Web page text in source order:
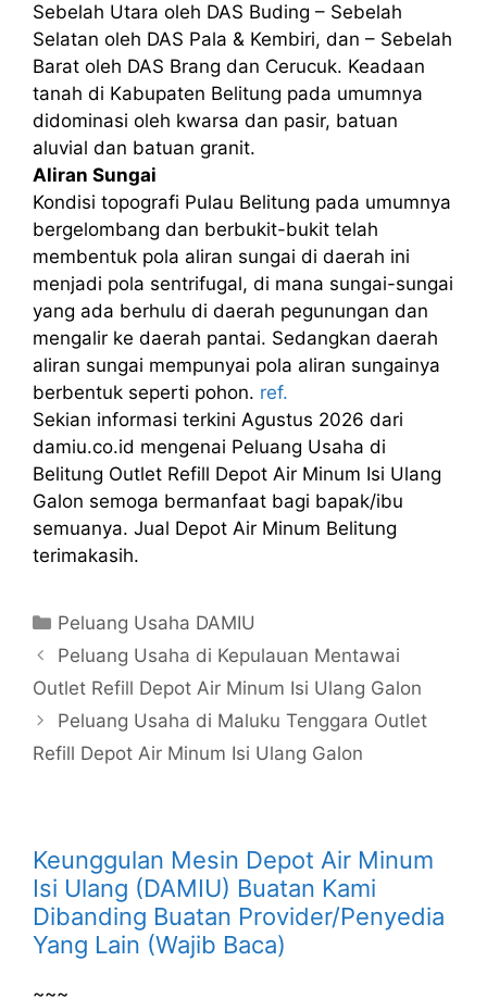
Sebelah Utara oleh DAS Buding – Sebelah
Selatan oleh DAS Pala & Kembiri, dan – Sebelah
Barat oleh DAS Brang dan Cerucuk. Keadaan
tanah di Kabupaten Belitung pada umumnya
didominasi oleh kwarsa dan pasir, batuan
aluvial dan batuan granit.
Aliran Sungai
Kondisi topografi Pulau Belitung pada umumnya
bergelombang dan berbukit-bukit telah
membentuk pola aliran sungai di daerah ini
menjadi pola sentrifugal, di mana sungai-sungai
yang ada berhulu di daerah pegunungan dan
mengalir ke daerah pantai. Sedangkan daerah
aliran sungai mempunyai pola aliran sungainya
berbentuk seperti pohon. ref.
Sekian informasi terkini Agustus 2026 dari
damiu.co.id mengenai Peluang Usaha di
Belitung Outlet Refill Depot Air Minum Isi Ulang
Galon semoga bermanfaat bagi bapak/ibu
semuanya. Jual Depot Air Minum Belitung
terimakasih.
Kategori
Peluang Usaha DAMIU
Peluang Usaha di Kepulauan Mentawai
Outlet Refill Depot Air Minum Isi Ulang Galon
Peluang Usaha di Maluku Tenggara Outlet
Refill Depot Air Minum Isi Ulang Galon
Keunggulan Mesin Depot Air Minum
Isi Ulang (DAMIU) Buatan Kami
Dibanding Buatan Provider/Penyedia
Yang Lain (Wajib Baca)
~~~